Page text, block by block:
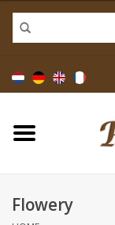
Home
Doosjes
Linten & decoratie
Flowery